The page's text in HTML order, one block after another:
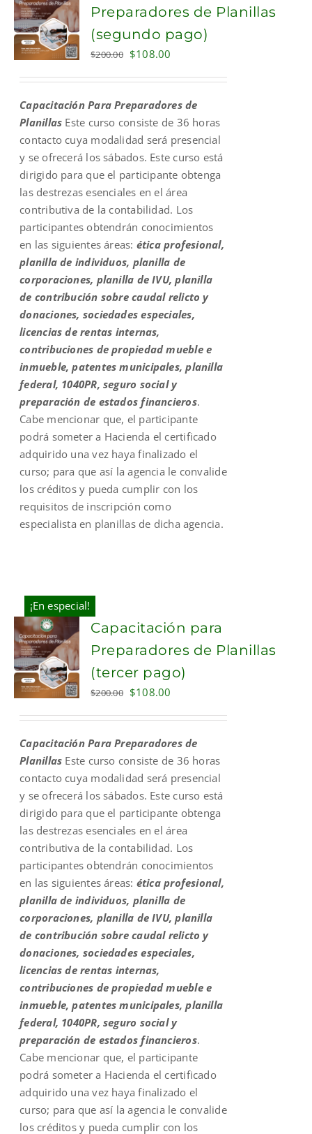
ADD TO
CART
Preparadores de Planillas
(segundo pago)
$200.00 Original
$200.00.
$108.00
$108.00.
Capacitación Para Preparadores de
Planillas Este curso consiste de 36 horas
contacto cuya modalidad será presencial
y se ofrecerá los sábados. Este curso está
dirigido para que el participante obtenga
las destrezas esenciales en el área
contributiva de la contabilidad. Los
participantes obtendrán conocimientos
en las siguientes áreas: ética profesional,
planilla de individuos, planilla de
corporaciones, planilla de IVU, planilla
de contribución sobre caudal relicto y
donaciones, sociedades especiales,
licencias de rentas internas,
contribuciones de propiedad mueble e
inmueble, patentes municipales, planilla
federal, 1040PR, seguro social y
preparación de estados financieros.
Cabe mencionar que, el participante
podrá someter a Hacienda el certificado
adquirido una vez haya finalizado el
curso; para que así la agencia le convalide
los créditos y pueda cumplir con los
requisitos de inscripción como
especialista en planillas de dicha agencia.
¡En especial!
ADD TO
CART
Capacitación para
Preparadores de Planillas
(tercer pago)
$200.00 Original
$200.00.
$108.00
$108.00.
Capacitación Para Preparadores de
Planillas Este curso consiste de 36 horas
contacto cuya modalidad será presencial
y se ofrecerá los sábados. Este curso está
dirigido para que el participante obtenga
las destrezas esenciales en el área
contributiva de la contabilidad. Los
participantes obtendrán conocimientos
en las siguientes áreas: ética profesional,
planilla de individuos, planilla de
corporaciones, planilla de IVU, planilla
de contribución sobre caudal relicto y
donaciones, sociedades especiales,
licencias de rentas internas,
contribuciones de propiedad mueble e
inmueble, patentes municipales, planilla
federal, 1040PR, seguro social y
preparación de estados financieros.
Cabe mencionar que, el participante
podrá someter a Hacienda el certificado
adquirido una vez haya finalizado el
curso; para que así la agencia le convalide
los créditos y pueda cumplir con los